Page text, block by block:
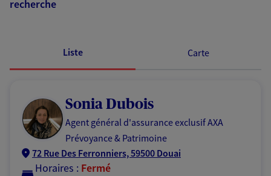
recherche
Liste Carte
Sonia Dubois
Agent général d'assurance exclusif AXA
Prévoyance & Patrimoine
72 Rue Des Ferronniers, 59500 Douai
Horaires : Fermé